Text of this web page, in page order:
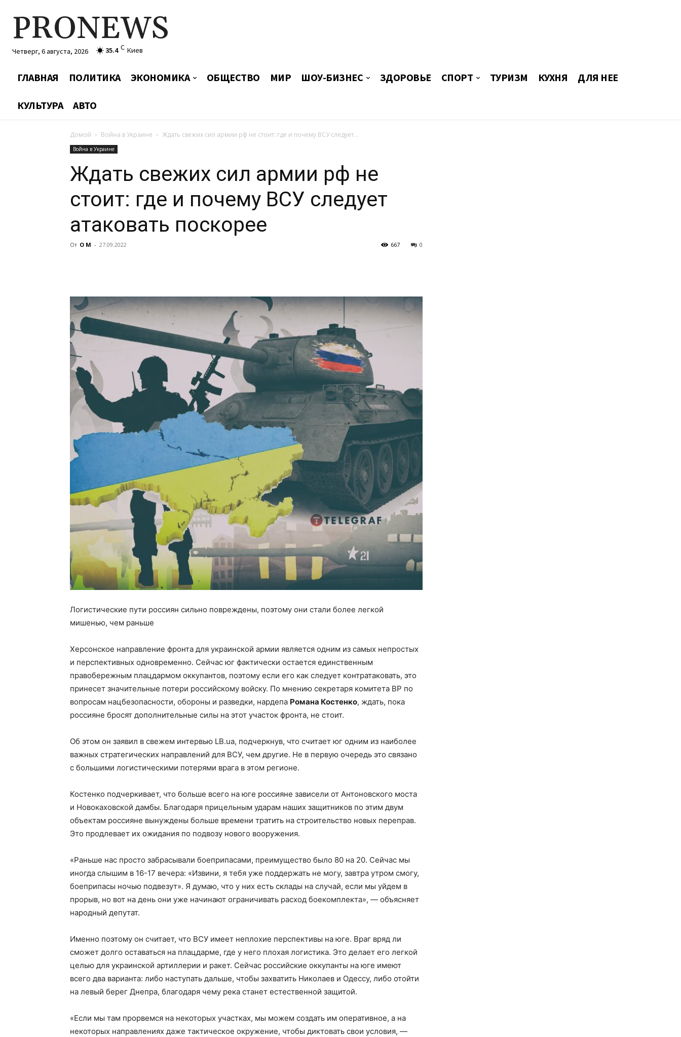
PRONEWS
Четверг, 6 августа, 2026 35.4 C Киев
ГЛАВНАЯ ПОЛИТИКА ЭКОНОМИКА ОБЩЕСТВО МИР ШОУ-БИЗНЕС ЗДОРОВЬЕ СПОРТ ТУРИЗМ КУХНЯ ДЛЯ НЕЕ
КУЛЬТУРА АВТО
Домой Война в Украине Ждать свежих сил армии рф не стоит: где и почему ВСУ следует...
Война в Украине
Ждать свежих сил армии рф не
стоит: где и почему ВСУ следует
атаковать поскорее
От О М - 27.09.2022 0
667
Логистические пути россиян сильно повреждены, поэтому они стали более легкой
мишенью, чем раньше
Херсонское направление фронта для украинской армии является одним из самых непростых
и перспективных одновременно. Сейчас юг фактически остается единственным
правобережным плацдармом оккупантов, поэтому если его как следует контратаковать, это
принесет значительные потери российскому войску. По мнению секретаря комитета ВР по
вопросам нацбезопасности, обороны и разведки, нардепа Романа Костенко, ждать, пока
россияне бросят дополнительные силы на этот участок фронта, не стоит.
Об этом он заявил в свежем интервью LB.ua, подчеркнув, что считает юг одним из наиболее
важных стратегических направлений для ВСУ, чем другие. Не в первую очередь это связано
с большими логистическими потерями врага в этом регионе.
Костенко подчеркивает, что больше всего на юге россияне зависели от Антоновского моста
и Новокаховской дамбы. Благодаря прицельным ударам наших защитников по этим двум
объектам россияне вынуждены больше времени тратить на строительство новых переправ.
Это продлевает их ожидания по подвозу нового вооружения.
«Раньше нас просто забрасывали боеприпасами, преимущество было 80 на 20. Сейчас мы
иногда слышим в 16-17 вечера: «Извини, я тебя уже поддержать не могу, завтра утром смогу,
боеприпасы ночью подвезут». Я думаю, что у них есть склады на случай, если мы уйдем в
прорыв, но вот на день они уже начинают ограничивать расход боекомплекта», — объясняет
народный депутат.
Именно поэтому он считает, что ВСУ имеет неплохие перспективы на юге. Враг вряд ли
сможет долго оставаться на плацдарме, где у него плохая логистика. Это делает его легкой
целью для украинской артиллерии и ракет. Сейчас российские оккупанты на юге имеют
всего два варианта: либо наступать дальше, чтобы захватить Николаев и Одессу, либо отойти
на левый берег Днепра, благодаря чему река станет естественной защитой.
«Если мы там прорвемся на некоторых участках, мы можем создать им оперативное, а на
некоторых направлениях даже тактическое окружение, чтобы диктовать свои условия, —